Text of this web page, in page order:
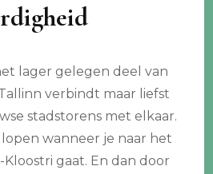
lager gelegen deel van
verbindt maar liefst
stadstorens met elkaar.
wanneer je naar het
Kloostri gaat. En dan door